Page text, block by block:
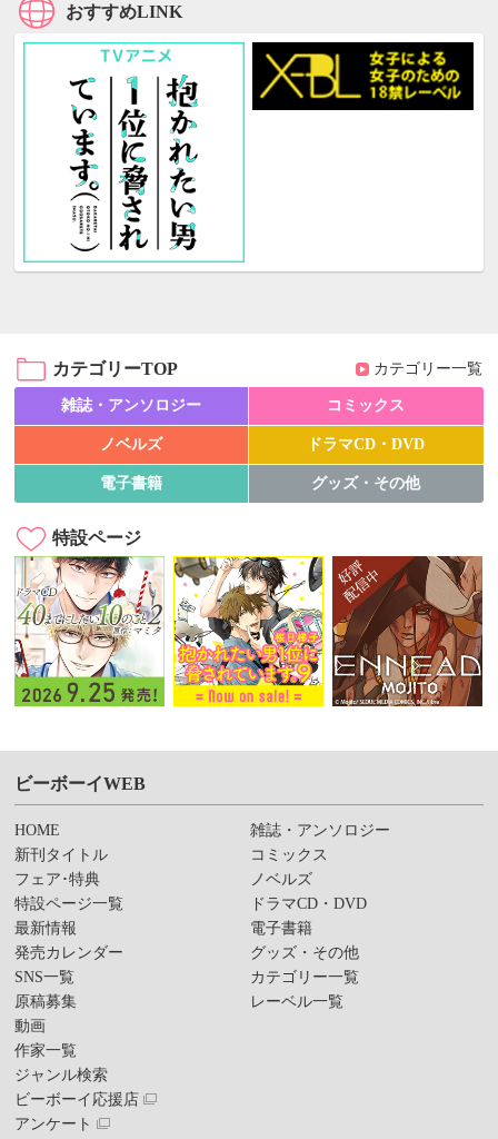
おすすめLINK
カテゴリーTOP カテゴリー一覧
雑誌・アンソロジー コミックス
ノベルズ ドラマCD・DVD
電子書籍 グッズ・その他
特設ページ
ビーボーイWEB
HOME
新刊タイトル
フェア･特典
特設ページ一覧
最新情報
発売カレンダー
SNS一覧
原稿募集
動画
作家一覧
ジャンル検索
ビーボーイ応援店
アンケート
雑誌・アンソロジー
コミックス
ノベルズ
ドラマCD・DVD
電子書籍
グッズ・その他
カテゴリー一覧
レーベル一覧